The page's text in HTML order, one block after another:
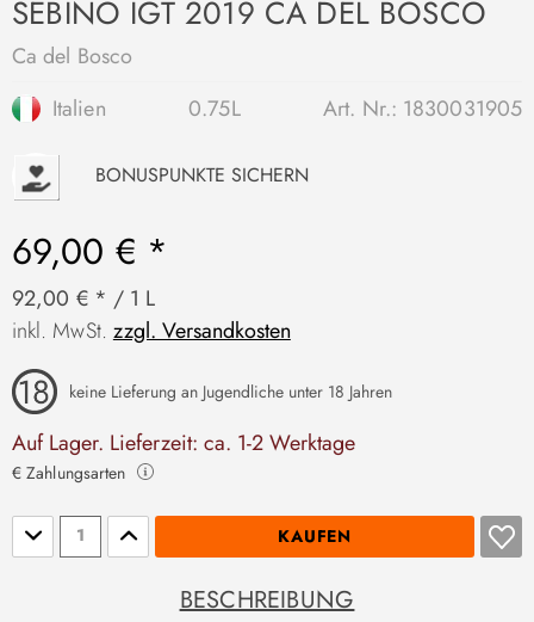
SEBINO IGT 2019 CA DEL BOSCO
Ca del Bosco
Italien
0.75L Art. Nr.: 1830031905
P BONUSPUNKTE SICHERN
69,00 € *
92,00 € * / 1 L
inkl. MwSt. zzgl. Versandkosten
keine Lieferung an Jugendliche unter 18 Jahren
Auf Lager. Lieferzeit: ca. 1-2 Werktage
€ Zahlungsarten
Stückzahl KAUFEN
BESCHREIBUNG